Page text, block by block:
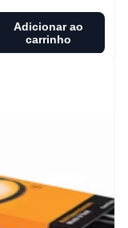
Adicionar ao
carrinho